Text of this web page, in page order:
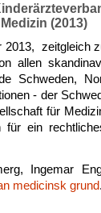
(2013)
2013, zeitgleich
allen
Schweden,
- der
für
ein
Ingemar
medicinsk grund.